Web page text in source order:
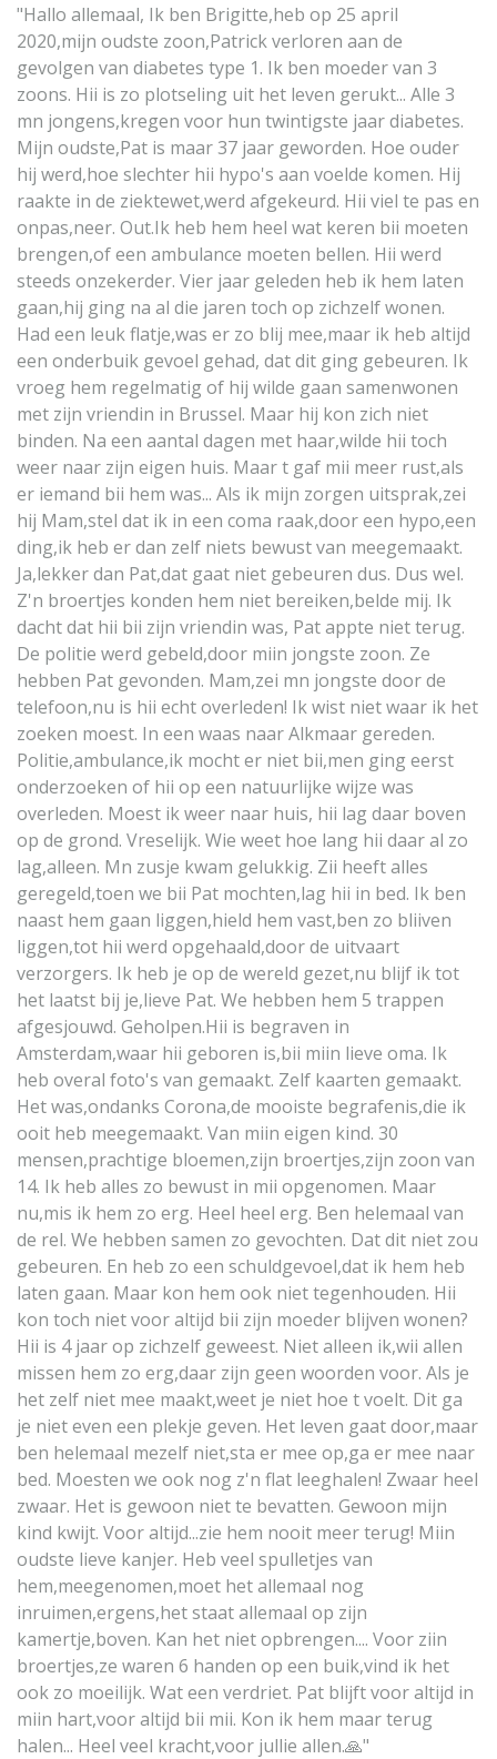
"Hallo allemaal, Ik ben Brigitte,heb op 25 april
2020,mijn oudste zoon,Patrick verloren aan de
gevolgen van diabetes type 1. Ik ben moeder van 3
zoons. Hii is zo plotseling uit het leven gerukt... Alle 3
mn jongens,kregen voor hun twintigste jaar diabetes.
Mijn oudste,Pat is maar 37 jaar geworden. Hoe ouder
hij werd,hoe slechter hii hypo's aan voelde komen. Hij
raakte in de ziektewet,werd afgekeurd. Hii viel te pas en
onpas,neer. Out.Ik heb hem heel wat keren bii moeten
brengen,of een ambulance moeten bellen. Hii werd
steeds onzekerder. Vier jaar geleden heb ik hem laten
gaan,hij ging na al die jaren toch op zichzelf wonen.
Had een leuk flatje,was er zo blij mee,maar ik heb altijd
een onderbuik gevoel gehad, dat dit ging gebeuren. Ik
vroeg hem regelmatig of hij wilde gaan samenwonen
met zijn vriendin in Brussel. Maar hij kon zich niet
binden. Na een aantal dagen met haar,wilde hii toch
weer naar zijn eigen huis. Maar t gaf mii meer rust,als
er iemand bii hem was... Als ik mijn zorgen uitsprak,zei
hij Mam,stel dat ik in een coma raak,door een hypo,een
ding,ik heb er dan zelf niets bewust van meegemaakt.
Ja,lekker dan Pat,dat gaat niet gebeuren dus. Dus wel.
Z'n broertjes konden hem niet bereiken,belde mij. Ik
dacht dat hii bii zijn vriendin was, Pat appte niet terug.
De politie werd gebeld,door miin jongste zoon. Ze
hebben Pat gevonden. Mam,zei mn jongste door de
telefoon,nu is hii echt overleden! Ik wist niet waar ik het
zoeken moest. In een waas naar Alkmaar gereden.
Politie,ambulance,ik mocht er niet bii,men ging eerst
onderzoeken of hii op een natuurlijke wijze was
overleden. Moest ik weer naar huis, hii lag daar boven
op de grond. Vreselijk. Wie weet hoe lang hii daar al zo
lag,alleen. Mn zusje kwam gelukkig. Zii heeft alles
geregeld,toen we bii Pat mochten,lag hii in bed. Ik ben
naast hem gaan liggen,hield hem vast,ben zo bliiven
liggen,tot hii werd opgehaald,door de uitvaart
verzorgers. Ik heb je op de wereld gezet,nu blijf ik tot
het laatst bij je,lieve Pat. We hebben hem 5 trappen
afgesjouwd. Geholpen.Hii is begraven in
Amsterdam,waar hii geboren is,bii miin lieve oma. Ik
heb overal foto's van gemaakt. Zelf kaarten gemaakt.
Het was,ondanks Corona,de mooiste begrafenis,die ik
ooit heb meegemaakt. Van miin eigen kind. 30
mensen,prachtige bloemen,zijn broertjes,zijn zoon van
14. Ik heb alles zo bewust in mii opgenomen. Maar
nu,mis ik hem zo erg. Heel heel erg. Ben helemaal van
de rel. We hebben samen zo gevochten. Dat dit niet zou
gebeuren. En heb zo een schuldgevoel,dat ik hem heb
laten gaan. Maar kon hem ook niet tegenhouden. Hii
kon toch niet voor altijd bii zijn moeder blijven wonen?
Hii is 4 jaar op zichzelf geweest. Niet alleen ik,wii allen
missen hem zo erg,daar zijn geen woorden voor. Als je
het zelf niet mee maakt,weet je niet hoe t voelt. Dit ga
je niet even een plekje geven. Het leven gaat door,maar
ben helemaal mezelf niet,sta er mee op,ga er mee naar
bed. Moesten we ook nog z'n flat leeghalen! Zwaar heel
zwaar. Het is gewoon niet te bevatten. Gewoon mijn
kind kwijt. Voor altijd...zie hem nooit meer terug! Miin
oudste lieve kanjer. Heb veel spulletjes van
hem,meegenomen,moet het allemaal nog
inruimen,ergens,het staat allemaal op zijn
kamertje,boven. Kan het niet opbrengen.... Voor ziin
broertjes,ze waren 6 handen op een buik,vind ik het
ook zo moeilijk. Wat een verdriet. Pat blijft voor altijd in
miin hart,voor altijd bii mii. Kon ik hem maar terug
halen... Heel veel kracht,voor jullie allen.🙏"